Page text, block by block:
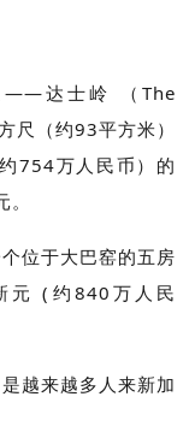
——达士岭 （The
（约93平方米）
754万人民币）的
位于大巴窑的五房
元 (约840万人民
越来越多人来新加